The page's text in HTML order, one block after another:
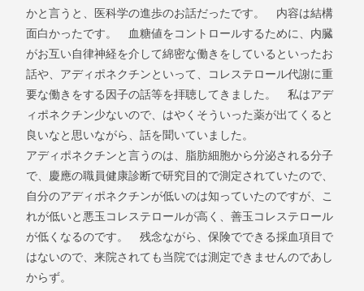
かと言うと、医科学の進歩のお話だったです。 内容は結構
面白かったです。 血糖値をコントロールするために、内臓
がお互い自律神経を介して綿密な働きをしているといったお
話や、アディポネクチンといって、コレステロール代謝に重
要な働きをする因子の話等を拝聴してきました。 私はアデ
ィポネクチン少ないので、はやくそういった薬が出てくると
良いなと思いながら、話を聞いていました。
アディポネクチンと言うのは、脂肪細胞から分泌される分子
で、慶應の職員健康診断で研究目的で測定されていたので、
自分のアディポネクチンが低いのは知っていたのですが、こ
れが低いと悪玉コレステロールが高く、善玉コレステロール
が低くなるのです。 残念ながら、保険でできる採血項目で
はないので、来院されても当院では測定できませんのであし
からず。